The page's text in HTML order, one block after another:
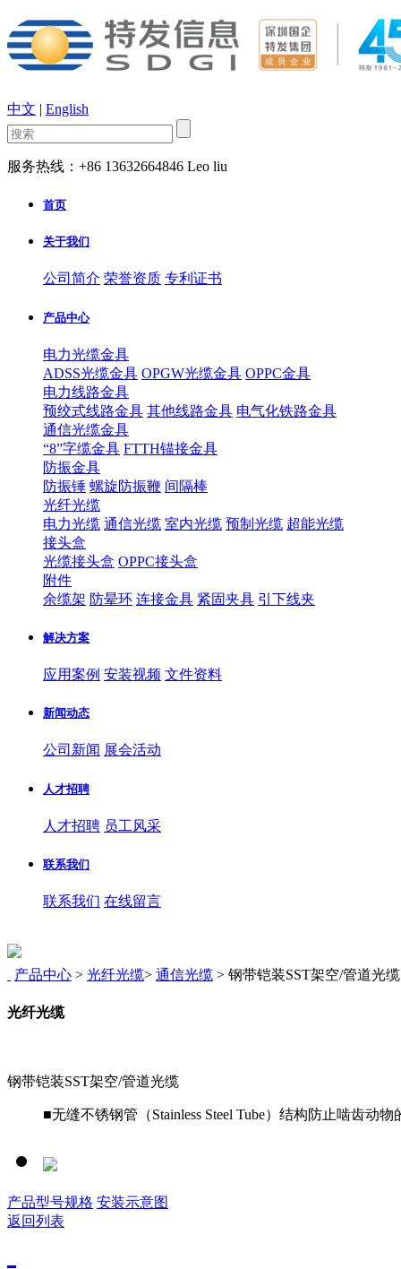
中文 | English
服务热线：+86 13632664846 Leo liu
首页
关于我们
公司简介 荣誉资质 专利证书
产品中心
电力光缆金具
ADSS光缆金具 OPGW光缆金具 OPPC金具
电力线路金具
预绞式线路金具 其他线路金具 电气化铁路金具
通信光缆金具
“8”字缆金具 FTTH锚接金具
防振金具
防振锤 螺旋防振鞭 间隔棒
光纤光缆
电力光缆 通信光缆 室内光缆 预制光缆 超能光缆
接头盒
光缆接头盒 OPPC接头盒
附件
余缆架 防晕环 连接金具 紧固夹具 引下线夹
解决方案
应用案例 安装视频 文件资料
新闻动态
公司新闻 展会活动
人才招聘
人才招聘 员工风采
联系我们
联系我们 在线留言
产品中心 > 光纤光缆> 通信光缆 > 钢带铠装SST架空/管道光缆
光纤光缆
钢带铠装SST架空/管道光缆
■无缝不锈钢管（Stainless Steel Tube）结构防止啮齿动
产品型号规格 安装示意图
返回列表